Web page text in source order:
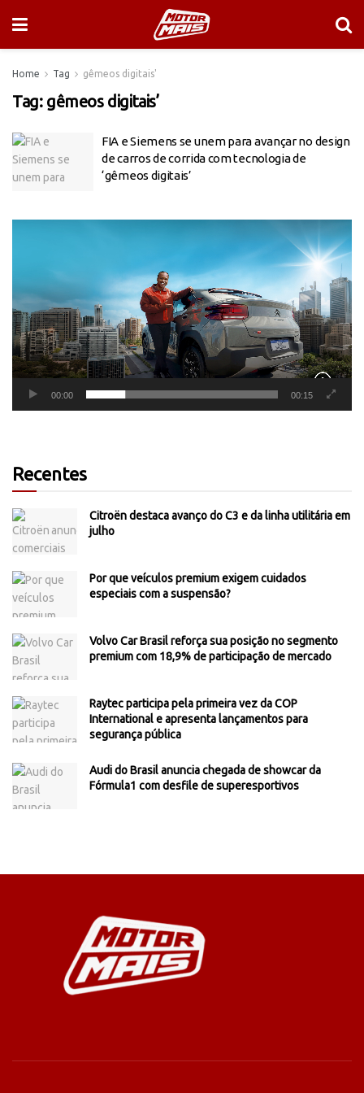
Home Tag gêmeos digitais'
Tag: gêmeos digitais’
FIA e Siemens se unem para avançar no design
de carros de corrida com tecnologia de
‘gêmeos digitais’
00:00 00:15
Recentes
Citroën destaca avanço do C3 e da linha utilitária em
julho
Por que veículos premium exigem cuidados
especiais com a suspensão?
Volvo Car Brasil reforça sua posição no segmento
premium com 18,9% de participação de mercado
Raytec participa pela primeira vez da COP
International e apresenta lançamentos para
segurança pública
Audi do Brasil anuncia chegada de showcar da
Fórmula1 com desfile de superesportivos